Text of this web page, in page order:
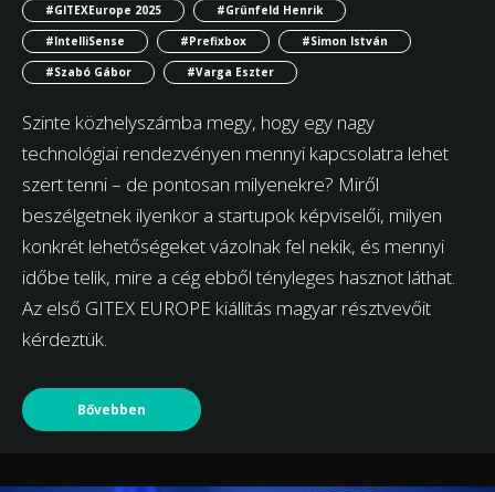
#GITEXEurope 2025
#Grünfeld Henrik
#IntelliSense
#Prefixbox
#Simon István
#Szabó Gábor
#Varga Eszter
Szinte közhelyszámba megy, hogy egy nagy
technológiai rendezvényen mennyi kapcsolatra lehet
szert tenni – de pontosan milyenekre? Miről
beszélgetnek ilyenkor a startupok képviselői, milyen
konkrét lehetőségeket vázolnak fel nekik, és mennyi
időbe telik, mire a cég ebből tényleges hasznot láthat.
Az első GITEX EUROPE kiállítás magyar résztvevőit
kérdeztük.
Bővebben